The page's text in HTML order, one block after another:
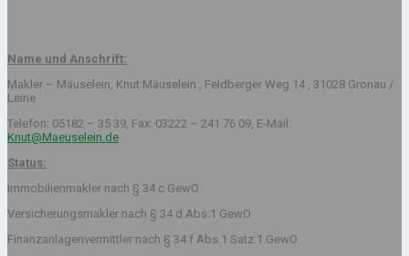
Name und Anschrift:
Makler – Mäuselein, Knut Mäuselein , Feldberger Weg 14 , 31028 Gronau /
Leine
Telefon: 05182 – 35 39, Fax: 03222 – 241 76 09, E-Mail:
Knut@Maeuselein.de
Status:
Immobilienmakler nach § 34 c GewO
Versicherungsmakler nach § 34 d Abs.1 GewO
Finanzanlagenvermittler nach § 34 f Abs.1 Satz 1 GewO